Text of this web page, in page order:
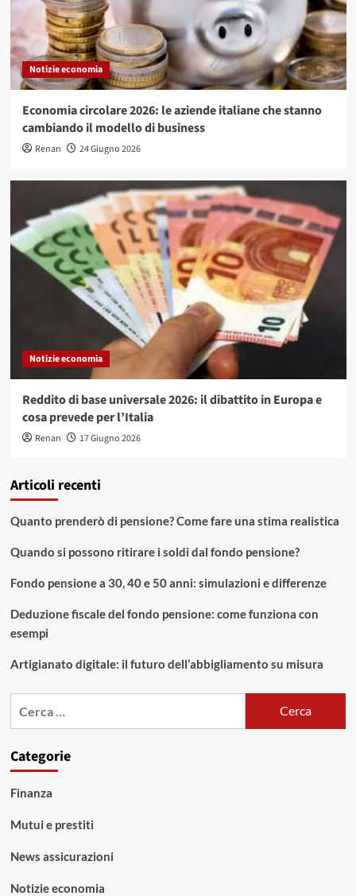
Notizie economia
Economia circolare 2026: le aziende italiane che stanno
cambiando il modello di business
Renan 24 Giugno 2026
Notizie economia
Reddito di base universale 2026: il dibattito in Europa e
cosa prevede per l’Italia
Renan 17 Giugno 2026
Articoli recenti
Quanto prenderò di pensione? Come fare una stima realistica
Quando si possono ritirare i soldi dal fondo pensione?
Fondo pensione a 30, 40 e 50 anni: simulazioni e differenze
Deduzione fiscale del fondo pensione: come funziona con
esempi
Artigianato digitale: il futuro dell’abbigliamento su misura
Categorie
Finanza
Mutui e prestiti
News assicurazioni
Notizie economia